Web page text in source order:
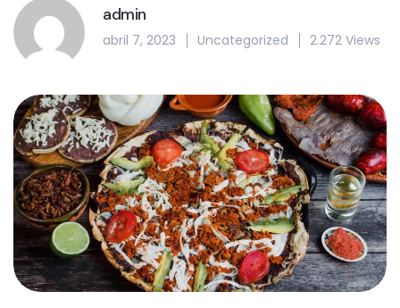
admin
abril 7, 2023 Uncategorized 2.272 Views